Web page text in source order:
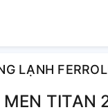
LẠNH
TITAN